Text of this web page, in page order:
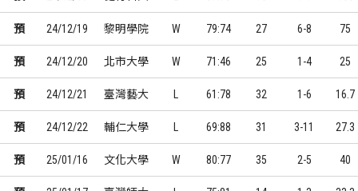
預 24/12/19 黎明學院 W 79:74 27 6-8 75
預 24/12/20 北市大學 W 71:46 25 1-4 25
預 24/12/21 臺灣藝大 61:78 32 1-6 16.7
預 24/12/22 輔仁大學 69:88 31 3-11 27.3
預 25/01/16 文化大學 W 80:77 35 2-5 40